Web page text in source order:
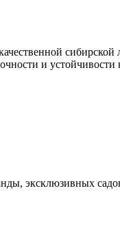
сибирской
и устойчивости
эксклюзивных